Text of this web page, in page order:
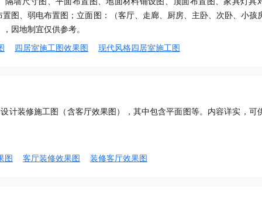
图、弱电布置图；立面图：（客厅、走廊、厨房、主卧、次卧、小孩
因地制宜仅供参考。
四居室施工图效果图 现代风格四居室施工图
计装修施工图（含客厅效果图），其中包含平面图等。内容详实，可
图 客厅装修效果图 装修客厅效果图